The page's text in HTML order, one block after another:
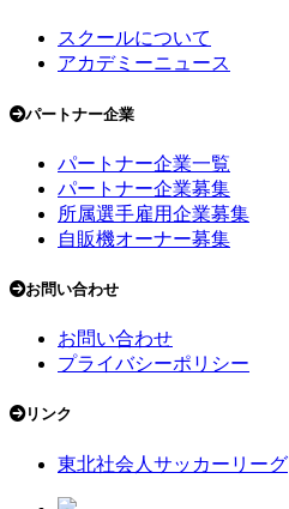
スクールについて
アカデミーニュース
パートナー企業
パートナー企業一覧
パートナー企業募集
所属選手雇用企業募集
自販機オーナー募集
お問い合わせ
お問い合わせ
プライバシーポリシー
リンク
東北社会人サッカーリーグ